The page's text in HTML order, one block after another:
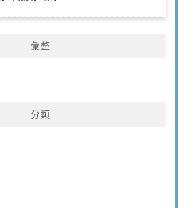
彙整
分類